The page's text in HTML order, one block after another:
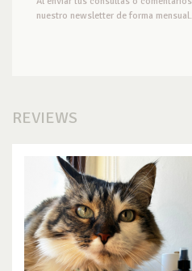
nuestro newsletter de forma mensual.
REVIEWS